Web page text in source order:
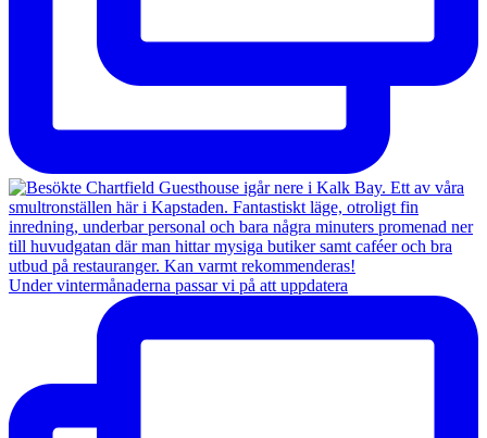
Under vintermånaderna passar vi på att uppdatera